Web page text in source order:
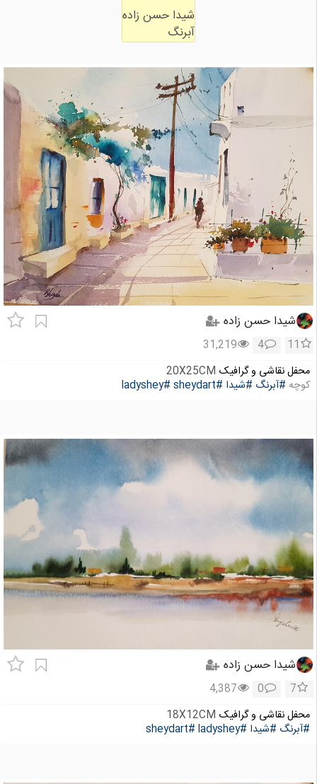
آبرنگ
شیدا حسن زاده
11
4
31,219
محفل نقاشی و گرافیک 20X25CM
کوچه #آبرنگ #شیدا #sheydart
#ladyshey
شیدا حسن زاده
7
0
4,387
محفل نقاشی و گرافیک 18X12CM
#آبرنگ #شیدا #ladyshey
#sheydart